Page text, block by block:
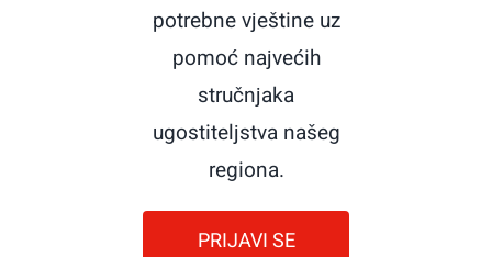
potrebne vještine uz
pomoć najvećih
stručnjaka
ugostiteljstva našeg
regiona.
PRIJAVI SE